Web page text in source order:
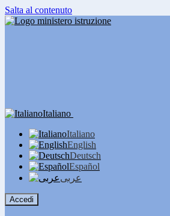
Salta al contenuto
Italiano
Italiano
English
Deutsch
Español
عربى
Accedi